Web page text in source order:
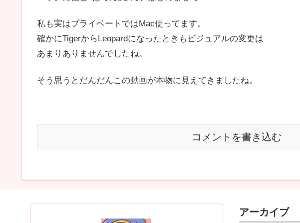
私も実はプライベートではMac使ってます。
確かにTigerからLeopardになったときもビジュアルの変更は
あまりありませんでしたね。
そう思うとだんだんこの動画が本物に見えてきましたね。
コメントを書き込む
アーカイブ